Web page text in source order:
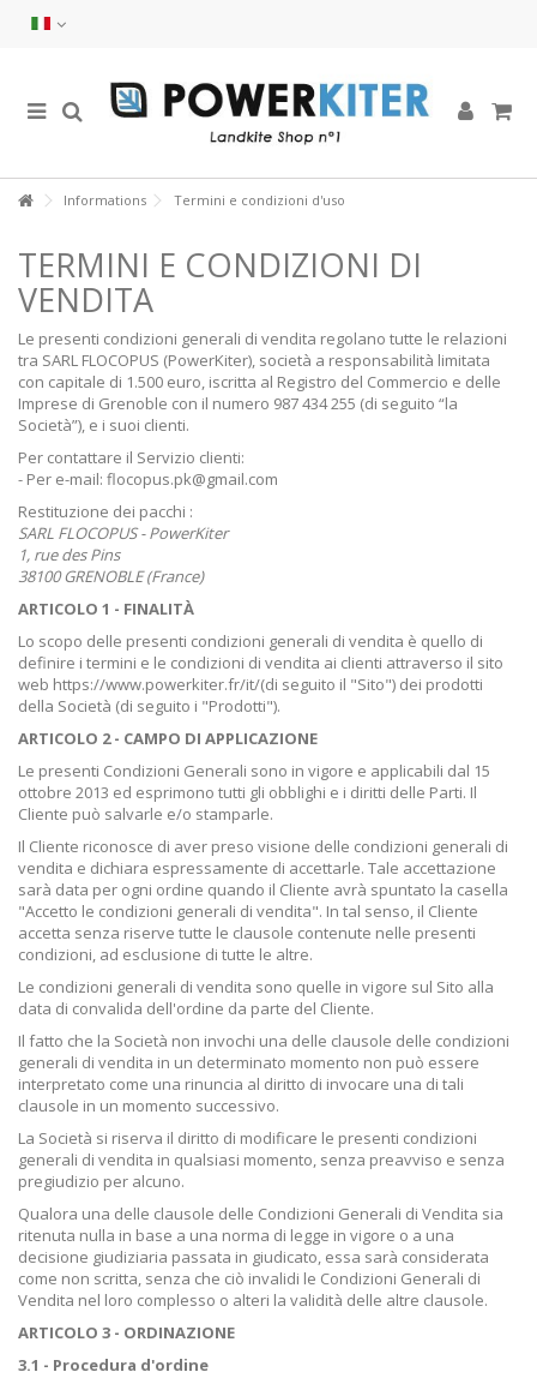
Informations Termini e condizioni d'uso
TERMINI E CONDIZIONI DI
VENDITA
Le presenti condizioni generali di vendita regolano tutte le relazioni
tra SARL FLOCOPUS (PowerKiter), società a responsabilità limitata
con capitale di 1.500 euro, iscritta al Registro del Commercio e delle
Imprese di Grenoble con il numero 987 434 255 (di seguito “la
Società”), e i suoi clienti.
Per contattare il Servizio clienti:
- Per e-mail: flocopus.pk@gmail.com
Restituzione dei pacchi :
SARL FLOCOPUS - PowerKiter
1, rue des Pins
38100 GRENOBLE (France)
ARTICOLO 1 - FINALITÀ
Lo scopo delle presenti condizioni generali di vendita è quello di
definire i termini e le condizioni di vendita ai clienti attraverso il sito
web https://www.powerkiter.fr/it/(di seguito il "Sito") dei prodotti
della Società (di seguito i "Prodotti").
ARTICOLO 2 - CAMPO DI APPLICAZIONE
Le presenti Condizioni Generali sono in vigore e applicabili dal 15
ottobre 2013 ed esprimono tutti gli obblighi e i diritti delle Parti. Il
Cliente può salvarle e/o stamparle.
Il Cliente riconosce di aver preso visione delle condizioni generali di
vendita e dichiara espressamente di accettarle. Tale accettazione
sarà data per ogni ordine quando il Cliente avrà spuntato la casella
"Accetto le condizioni generali di vendita". In tal senso, il Cliente
accetta senza riserve tutte le clausole contenute nelle presenti
condizioni, ad esclusione di tutte le altre.
Le condizioni generali di vendita sono quelle in vigore sul Sito alla
data di convalida dell'ordine da parte del Cliente.
Il fatto che la Società non invochi una delle clausole delle condizioni
generali di vendita in un determinato momento non può essere
interpretato come una rinuncia al diritto di invocare una di tali
clausole in un momento successivo.
La Società si riserva il diritto di modificare le presenti condizioni
generali di vendita in qualsiasi momento, senza preavviso e senza
pregiudizio per alcuno.
Qualora una delle clausole delle Condizioni Generali di Vendita sia
ritenuta nulla in base a una norma di legge in vigore o a una
decisione giudiziaria passata in giudicato, essa sarà considerata
come non scritta, senza che ciò invalidi le Condizioni Generali di
Vendita nel loro complesso o alteri la validità delle altre clausole.
ARTICOLO 3 - ORDINAZIONE
3.1 - Procedura d'ordine